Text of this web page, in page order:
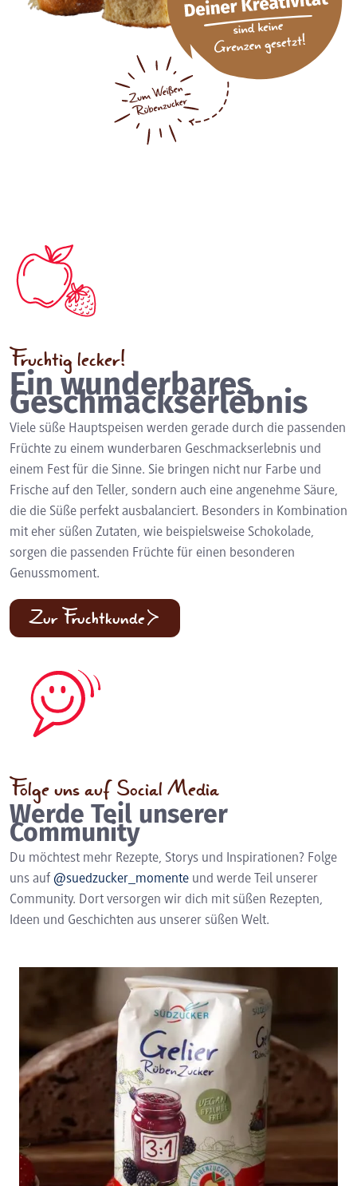
Fruchtig lecker!
Ein wunderbares
Geschmackserlebnis
Viele süße Hauptspeisen werden gerade durch die passenden
Früchte zu einem wunderbaren Geschmackserlebnis und
einem Fest für die Sinne. Sie bringen nicht nur Farbe und
Frische auf den Teller, sondern auch eine angenehme Säure,
die die Süße perfekt ausbalanciert. Besonders in Kombination
mit eher süßen Zutaten, wie beispielsweise Schokolade,
sorgen die passenden Früchte für einen besonderen
Genussmoment.
Zur Fruchtkunde
Folge uns auf Social Media
Werde Teil unserer
Community
Du möchtest mehr Rezepte, Storys und Inspirationen? Folge
uns auf @suedzucker_momente und werde Teil unserer
Community. Dort versorgen wir dich mit süßen Rezepten,
Ideen und Geschichten aus unserer süßen Welt.